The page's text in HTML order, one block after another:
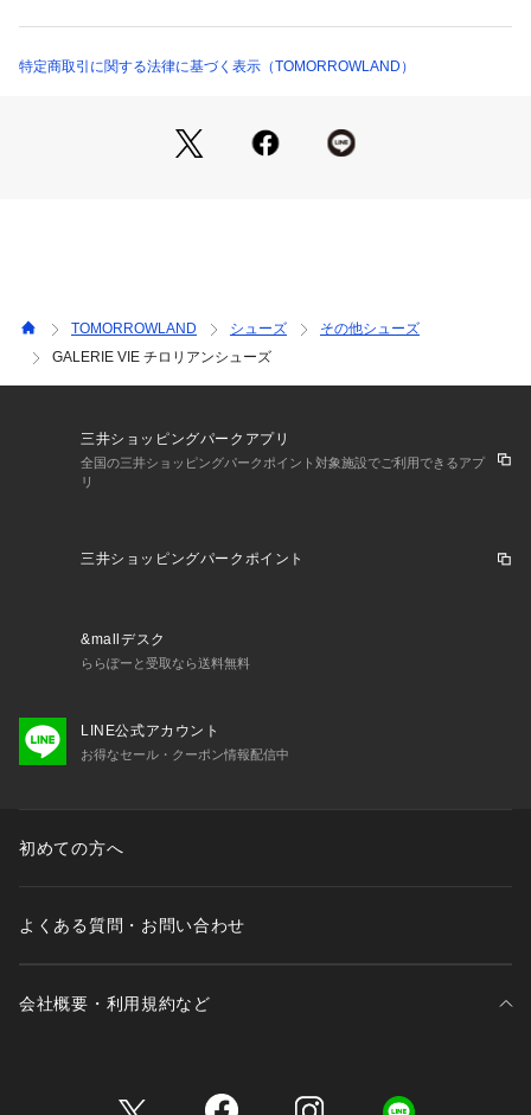
国によってサイズ基準が異なり、デザインや素材、ブランドに
※商品の色味は、商品単体または素材アップ画像をご確認くだ
商品番号:27-01-55-01005
特定商取引に関する法律に基づく表示（TOMORROWLAND）
TOMORROWLAND シューズ
その他シューズ
GALERIE VIE チロリアンシューズ
三井ショッピングパークアプリ
全国の三井ショッピングパークポイント対象施設でご利用できるアプ
リ
三井ショッピングパークポイント
&mallデスク
ららぽーと受取なら送料無料
LINE公式アカウント
お得なセール・クーポン情報配信中
初めての方へ
よくある質問・お問い合わせ
会社概要・利用規約など